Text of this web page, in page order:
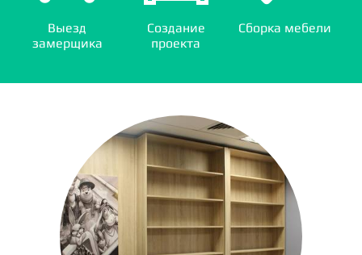
Выезд
замерщика
Создание
проекта
Сборка мебели